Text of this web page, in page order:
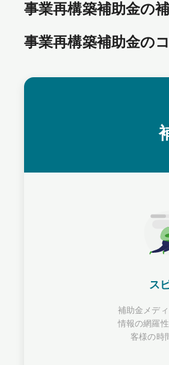
事業再構築補助金の
事業再構築補助金の
ス
補助金メデ
情報の網羅
客様の時